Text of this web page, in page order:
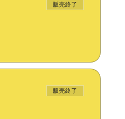
販売終了
販売終了